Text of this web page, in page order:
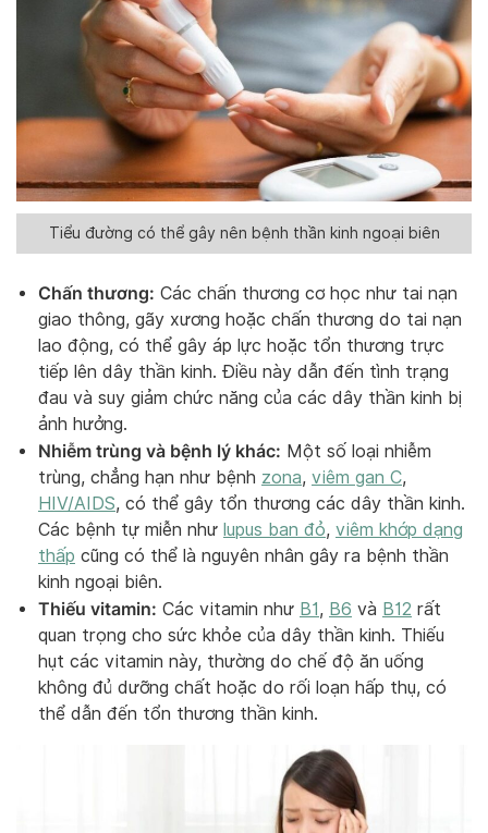
Tiểu đường có thể gây nên bệnh thần kinh ngoại biên
Chấn thương: Các chấn thương cơ học như tai nạn
giao thông, gãy xương hoặc chấn thương do tai nạn
lao động, có thể gây áp lực hoặc tổn thương trực
tiếp lên dây thần kinh. Điều này dẫn đến tình trạng
đau và suy giảm chức năng của các dây thần kinh bị
ảnh hưởng.
Nhiễm trùng và bệnh lý khác: Một số loại nhiễm
trùng, chẳng hạn như bệnh zona, viêm gan C,
HIV/AIDS, có thể gây tổn thương các dây thần kinh.
Các bệnh tự miễn như lupus ban đỏ, viêm khớp dạng
thấp cũng có thể là nguyên nhân gây ra bệnh thần
kinh ngoại biên.
Thiếu vitamin: Các vitamin như B1, B6 và B12 rất
quan trọng cho sức khỏe của dây thần kinh. Thiếu
hụt các vitamin này, thường do chế độ ăn uống
không đủ dưỡng chất hoặc do rối loạn hấp thụ, có
thể dẫn đến tổn thương thần kinh.